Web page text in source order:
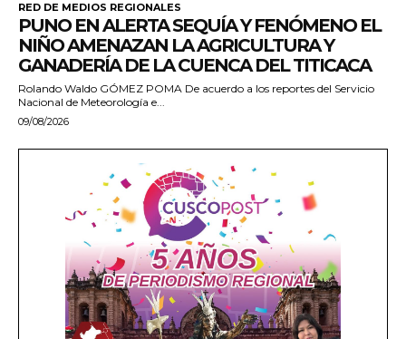
RED DE MEDIOS REGIONALES
PUNO EN ALERTA SEQUÍA Y FENÓMENO EL
NIÑO AMENAZAN LA AGRICULTURA Y
GANADERÍA DE LA CUENCA DEL TITICACA
Rolando Waldo GÓMEZ POMA De acuerdo a los reportes del Servicio
Nacional de Meteorología e...
09/08/2026